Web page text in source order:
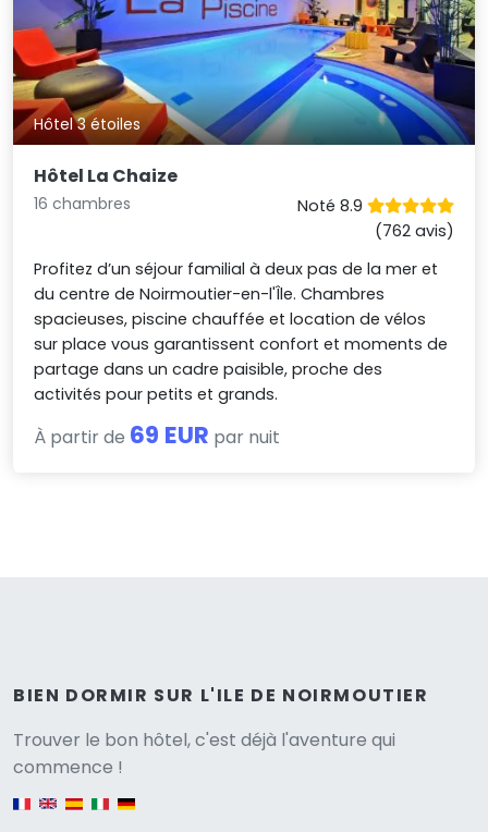
Hôtel 3 étoiles
Hôtel La Chaize
16 chambres
Noté 8.9
(762 avis)
Profitez d’un séjour familial à deux pas de la mer et
du centre de Noirmoutier-en-l'Île. Chambres
spacieuses, piscine chauffée et location de vélos
sur place vous garantissent confort et moments de
partage dans un cadre paisible, proche des
activités pour petits et grands.
À partir de 69 EUR par nuit
BIEN DORMIR SUR L'ILE DE NOIRMOUTIER
Trouver le bon hôtel, c'est déjà l'aventure qui
commence !